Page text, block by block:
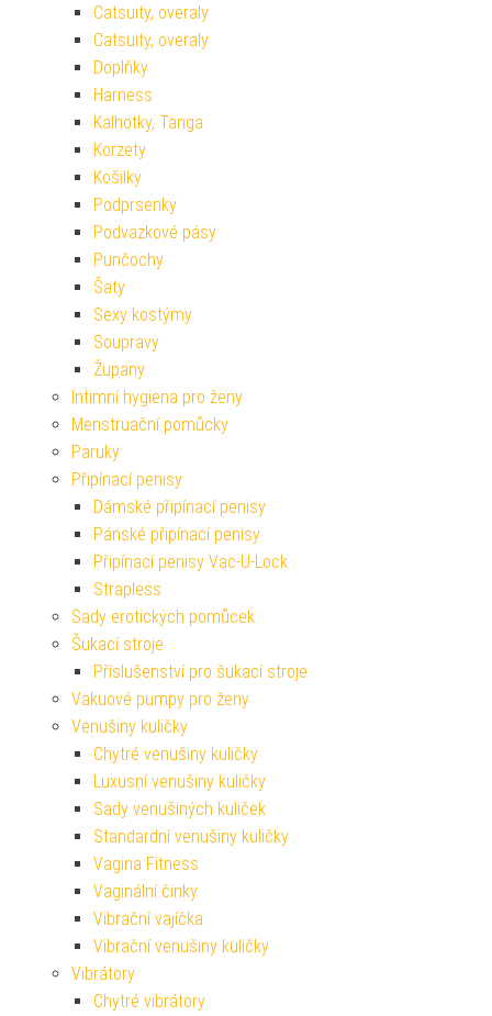
Catsuity, overaly
Catsuity, overaly
Doplňky
Harness
Kalhotky, Tanga
Korzety
Košilky
Podprsenky
Podvazkové pásy
Punčochy
Šaty
Sexy kostýmy
Soupravy
Župany
Intimní hygiena pro ženy
Menstruační pomůcky
Paruky
Připínací penisy
Dámské připínací penisy
Pánské připínací penisy
Připínací penisy Vac-U-Lock
Strapless
Sady erotických pomůcek
Šukací stroje
Příslušenství pro šukací stroje
Vakuové pumpy pro ženy
Venušiny kuličky
Chytré venušiny kuličky
Luxusní venušiny kuličky
Sady venušiných kuliček
Standardní venušiny kuličky
Vagina Fitness
Vaginální činky
Vibrační vajíčka
Vibrační venušiny kuličky
Vibrátory
Chytré vibrátory